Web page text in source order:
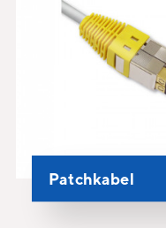
Patchkabel